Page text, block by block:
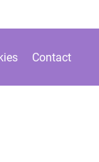
Contact